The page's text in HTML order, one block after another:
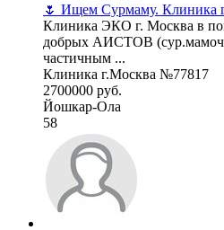
🌷 Ищем Сурмаму. Клиника
Клиника ЭКО г. Москва в
добрых АИСТОВ
частичным ...
Клиника г.Москва №77817
2700000 руб.
Йошкар-Ола
58